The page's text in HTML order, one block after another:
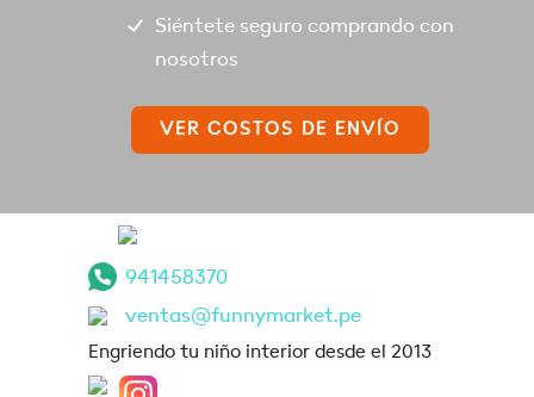
Siéntete seguro comprando con
nosotros
VER COSTOS DE ENVÍO
941458370
ventas@funnymarket.pe
Engriendo tu niño interior desde el 2013